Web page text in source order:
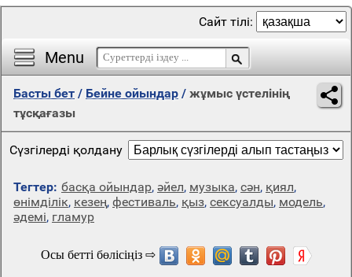
Menu
Сайт тілі:
Басты бет / Бейне ойындар / жұмыс үстелінің
тұсқағазы
Сүзгілерді қолдану
Тегтер: басқа ойындар, әйел, музыка, сән, қиял,
өнімділік, кезең, фестиваль, қыз, сексуалды, модель,
әдемі, гламур